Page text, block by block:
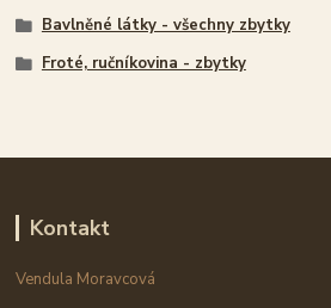
Bavlněné látky - všechny zbytky
Froté, ručníkovina - zbytky
Kontakt
Vendula Moravcová